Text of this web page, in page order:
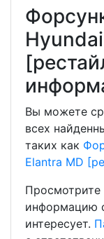
Вы можете
всех
таких как
Elantra MD
Просмотрите
информацию
интересует.